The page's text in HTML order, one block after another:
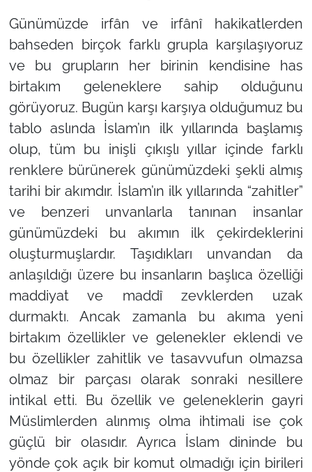
Günümüzde irfân ve irfânî hakikatlerden
bahseden birçok farklı grupla karşılaşıyoruz
ve bu grupların her birinin kendisine has
birtakım geleneklere sahip olduğunu
görüyoruz. Bugün karşı karşıya olduğumuz bu
tablo aslında İslam’ın ilk yıllarında başlamış
olup, tüm bu inişli çıkışlı yıllar içinde farklı
renklere bürünerek günümüzdeki şekli almış
tarihi bir akımdır. İslam’ın ilk yıllarında “zahitler”
ve benzeri unvanlarla tanınan insanlar
günümüzdeki bu akımın ilk çekirdeklerini
oluşturmuşlardır. Taşıdıkları unvandan da
anlaşıldığı üzere bu insanların başlıca özelliği
maddiyat ve maddî zevklerden uzak
durmaktı. Ancak zamanla bu akıma yeni
birtakım özellikler ve gelenekler eklendi ve
bu özellikler zahitlik ve tasavvufun olmazsa
olmaz bir parçası olarak sonraki nesillere
intikal etti. Bu özellik ve geleneklerin gayri
Müslimlerden alınmış olma ihtimali ise çok
güçlü bir olasıdır. Ayrıca İslam dininde bu
yönde çok açık bir komut olmadığı için birileri